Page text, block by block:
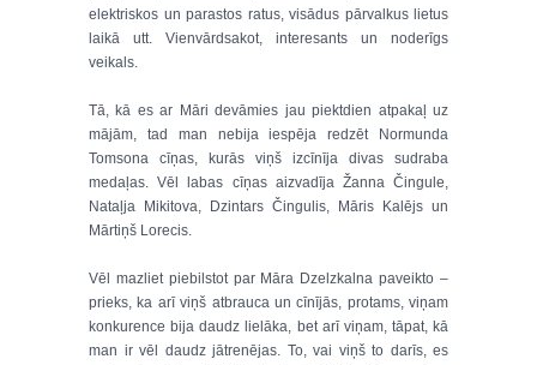
elektriskos un parastos ratus, visādus pārvalkus lietus
laikā utt. Vienvārdsakot, interesants un noderīgs
veikals.
Tā, kā es ar Māri devāmies jau piektdien atpakaļ uz
mājām, tad man nebija iespēja redzēt Normunda
Tomsona cīņas, kurās viņš izcīnīja divas sudraba
medaļas. Vēl labas cīņas aizvadīja Žanna Čingule,
Nataļja Mikitova, Dzintars Čingulis, Māris Kalējs un
Mārtiņš Lorecis.
Vēl mazliet piebilstot par Māra Dzelzkalna paveikto –
prieks, ka arī viņš atbrauca un cīnījās, protams, viņam
konkurence bija daudz lielāka, bet arī viņam, tāpat, kā
man ir vēl daudz jātrenējas. To, vai viņš to darīs, es